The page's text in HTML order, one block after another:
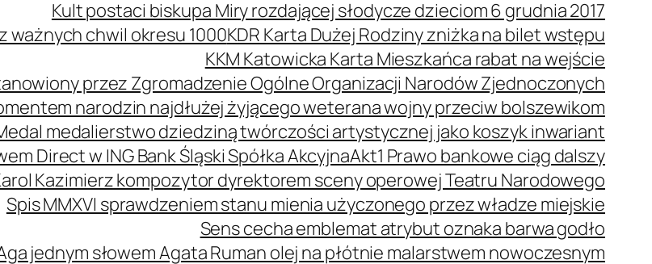
Kult postaci biskupa Miry rozdającej słodycze dzieciom 6 grudnia 2017
ważnych chwil okresu 1000KDR Karta Dużej Rodziny zniżka na bilet wstępu
KKM Katowicka Karta Mieszkańca rabat na wejście
przez Zgromadzenie Ogólne Organizacji Narodów Zjednoczonych
narodzin najdłużej żyjącego weterana wojny przeciw bolszewikom
medalierstwo dziedziną twórczości artystycznej jako koszyk inwariant
Direct w ING Bank Śląski Spółka AkcyjnaAkt1 Prawo bankowe ciąg dalszy
Kazimierz kompozytor dyrektorem sceny operowej Teatru Narodowego
Spis MMXVI sprawdzeniem stanu mienia użyczonego przez władze miejskie
Sens cecha emblemat atrybut oznaka barwa godło
jednym słowem Agata Ruman olej na płótnie malarstwem nowoczesnym